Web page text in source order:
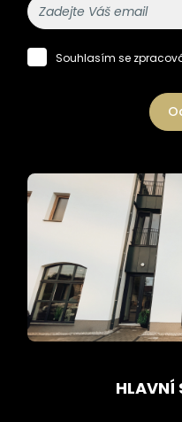
Souhlasím se
HLAVNÍ